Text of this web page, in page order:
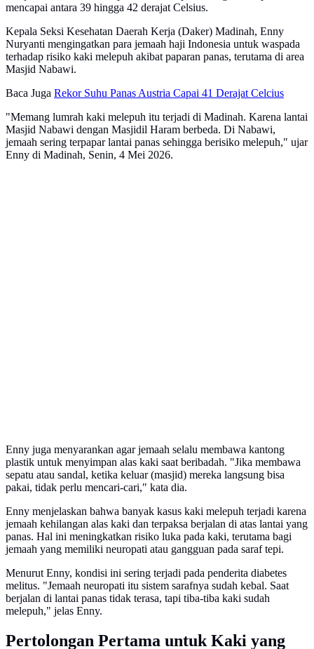
mencapai antara 39 hingga 42 derajat Celsius.
Kepala Seksi Kesehatan Daerah Kerja (Daker) Madinah, Enny
Nuryanti mengingatkan para jemaah haji Indonesia untuk waspada
terhadap risiko kaki melepuh akibat paparan panas, terutama di area
Masjid Nabawi.
Baca Juga Rekor Suhu Panas Austria Capai 41 Derajat Celcius
"Memang lumrah kaki melepuh itu terjadi di Madinah. Karena lantai
Masjid Nabawi dengan Masjidil Haram berbeda. Di Nabawi,
jemaah sering terpapar lantai panas sehingga berisiko melepuh," ujar
Enny di Madinah, Senin, 4 Mei 2026.
Enny juga menyarankan agar jemaah selalu membawa kantong
plastik untuk menyimpan alas kaki saat beribadah. "Jika membawa
sepatu atau sandal, ketika keluar (masjid) mereka langsung bisa
pakai, tidak perlu mencari-cari," kata dia.
Enny menjelaskan bahwa banyak kasus kaki melepuh terjadi karena
jemaah kehilangan alas kaki dan terpaksa berjalan di atas lantai yang
panas. Hal ini meningkatkan risiko luka pada kaki, terutama bagi
jemaah yang memiliki neuropati atau gangguan pada saraf tepi.
Menurut Enny, kondisi ini sering terjadi pada penderita diabetes
melitus. "Jemaah neuropati itu sistem sarafnya sudah kebal. Saat
berjalan di lantai panas tidak terasa, tapi tiba-tiba kaki sudah
melepuh," jelas Enny.
Pertolongan Pertama untuk Kaki yang